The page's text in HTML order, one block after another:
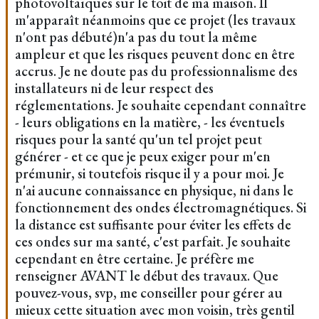
m'apparaît néanmoins que ce projet (les travaux
n'ont pas débuté)n'a pas du tout la même
ampleur et que les risques peuvent donc en être
accrus. Je ne doute pas du professionnalisme des
installateurs ni de leur respect des
réglementations. Je souhaite cependant connaître
- leurs obligations en la matière, - les éventuels
risques pour la santé qu'un tel projet peut
générer - et ce que je peux exiger pour m'en
prémunir, si toutefois risque il y a pour moi. Je
n'ai aucune connaissance en physique, ni dans le
fonctionnement des ondes électromagnétiques. Si
la distance est suffisante pour éviter les effets de
ces ondes sur ma santé, c'est parfait. Je souhaite
cependant en être certaine. Je préfère me
renseigner AVANT le début des travaux. Que
pouvez-vous, svp, me conseiller pour gérer au
mieux cette situation avec mon voisin, très gentil